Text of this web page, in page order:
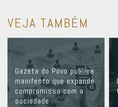
VEJA TAMBÉM
Gazeta do Povo publica
manifesto que expande
compromisso com a
sociedade